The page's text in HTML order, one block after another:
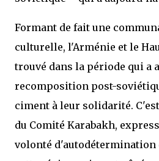
Formant de fait une
culturelle, l'Arménie et le
trouvé dans la période qui a
recomposition post-
ciment à leur solidarité.
du Comité Karabakh,
volonté d'autodétermination